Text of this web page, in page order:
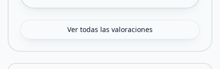
Ver todas las valoraciones